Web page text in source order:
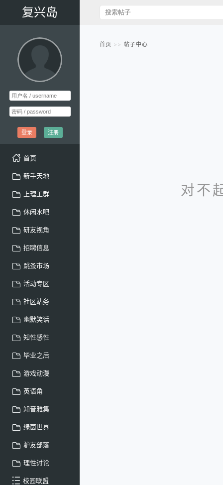
复兴岛
登录 注册
首页
新手天地
上理工群
休闲水吧
研友视角
招聘信息
跳蚤市场
活动专区
社区站务
幽默笑话
知性感性
毕业之后
游戏动漫
英语角
知音雅集
绿茵世界
驴友部落
理性讨论
校园联盟
首页 帖子中心
对不